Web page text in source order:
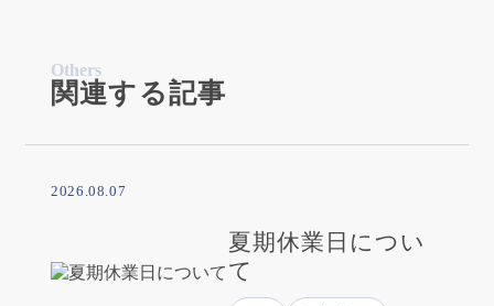
Others
関連する記事
2026.08.07
夏期休業日につい
て